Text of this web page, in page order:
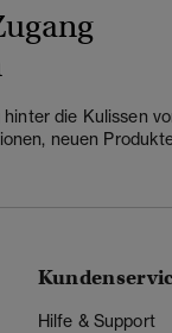
die Kulissen
neuen
Hilfe & Support